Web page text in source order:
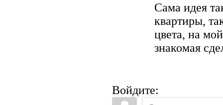
Сама идея
квартиры,
цвета, на
знакомая
Войдите: